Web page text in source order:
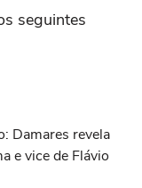
seguintes
Damares revela
e vice de Flávio